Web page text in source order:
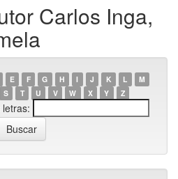
Carlos Inga,
E F G H I J K L
M
S T U V W X Y Z